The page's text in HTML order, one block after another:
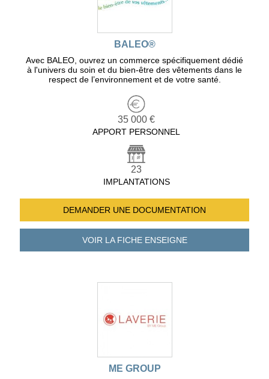
BALEO®
Avec BALEO, ouvrez un commerce spécifiquement dédié
à l'univers du soin et du bien-être des vêtements dans le
respect de l’environnement et de votre santé.
35 000 €
APPORT PERSONNEL
23
IMPLANTATIONS
DEMANDER UNE DOCUMENTATION
VOIR LA FICHEENSEIGNE
ME GROUP